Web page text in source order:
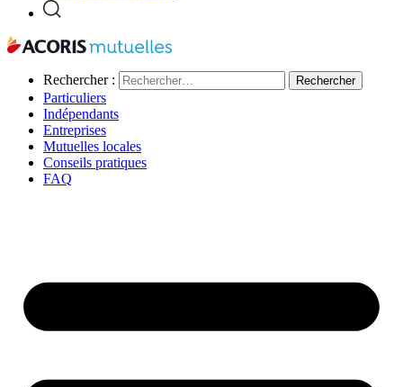
Rechercher :
Particuliers
Indépendants
Entreprises
Mutuelles locales
Conseils pratiques
FAQ